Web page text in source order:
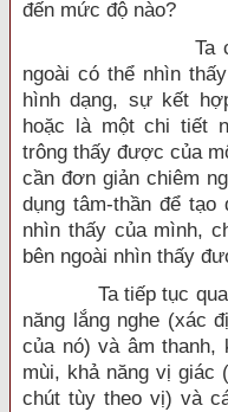
đến mức độ nào?
Ta chiêm
ngoài có thể nhìn
hình dạng, sự kết
hoặc là một chi tiết
trông thấy được của
cần đơn giản chiêm
dụng tâm-thần để
nhìn thấy của mình,
bên ngoài nhìn thấy
Ta tiếp tục quan
năng lắng nghe (xác
của nó) và âm thanh,
mùi, khả năng vị giác
chút tùy theo vị) và